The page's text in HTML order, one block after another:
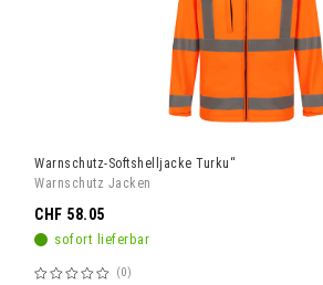
Warnschutz-Softshelljacke Turku“
Warnschutz Jacken
sofort lieferbar
Bewertung:
0
CHF 58.05